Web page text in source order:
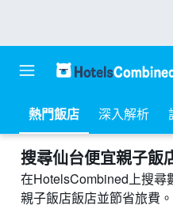
熱門飯店 深入解析
搜尋仙台​便宜親子飯
在HotelsCombined上搜尋
親子飯店飯店並節省旅費。